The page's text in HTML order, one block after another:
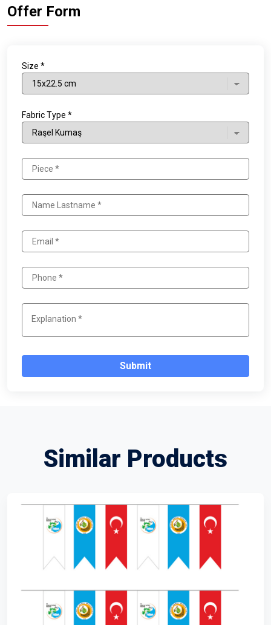
Offer Form
Size *
Fabric Type *
Submit
Similar Products